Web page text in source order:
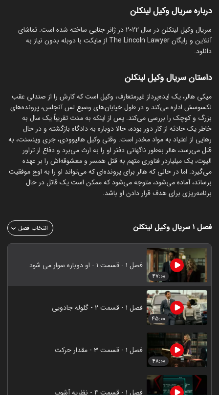
درباره سریال وکیل لینکلن
سریال وکیل لینکلن در سال 2022 در ژانر جنایی ساخته شده است. تماشای
آنلاین و رایگان The Lincoln Lawyer از مایکت با دوبله بدون نیاز به
دانلود.
داستان سریال وکیل لینکلن
میکی هالر، یک ایده‌پرداز غیرمتعارف، وکیل است که کارش را از صندلی عقب
لکسوسش اداره می‌کند و در طول خیابان‌های وسیع لس آنجلس، پرونده‌های
بزرگ و کوچک را بررسی می‌کند. پس از اینکه به مدت تقریباً یک سال به
خاطر یک حادثه از کار دور بوده، حالا دوباره به دادگاه بازگشته و در حال
رهایی از اعتیاد به مواد مخدر است. وقتی وکیل هالیوودی، جری وینسنت، به
قتل می‌رسد، هالر به‌طور ناگهانی دفتر او را به ارث می‌برد و دفاع از تراور
الیوت، یک میلیاردر فناوری متهم به قتل همسر و معشوقه‌اش را بر عهده
می‌گیرد. اما در حالی که هالر برای پرونده‌ای که می‌تواند او را به اوج موفقیت
برساند، آماده می‌شود، متوجه می‌شود که ممکن است یک قاتل در حال
برنامه‌ریزی برای هدف قرار دادن او باشد.
فصل ۱ سریال وکیل لینکلن انتخاب فصل
۴۷:۰۰
فصل ۱ - قسمت ۱ - او دوباره سوار می شود
۴۵:۰۰
فصل ۱ - قسمت ۲ - گلوله جادویی
۴۸:۰۰
فصل ۱ - قسمت ۳ - مقدار حرکت
فصل ۱ - قسمت ۴ - نظریه آشوب